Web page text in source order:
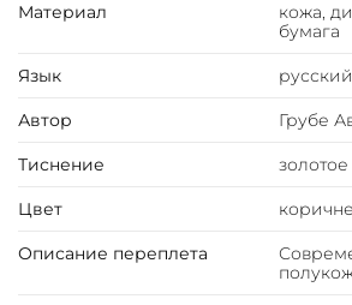
Материал
кожа,
бумага
Язык русский
Автор Грубе
Тиснение золотое
Цвет
Описание переплета